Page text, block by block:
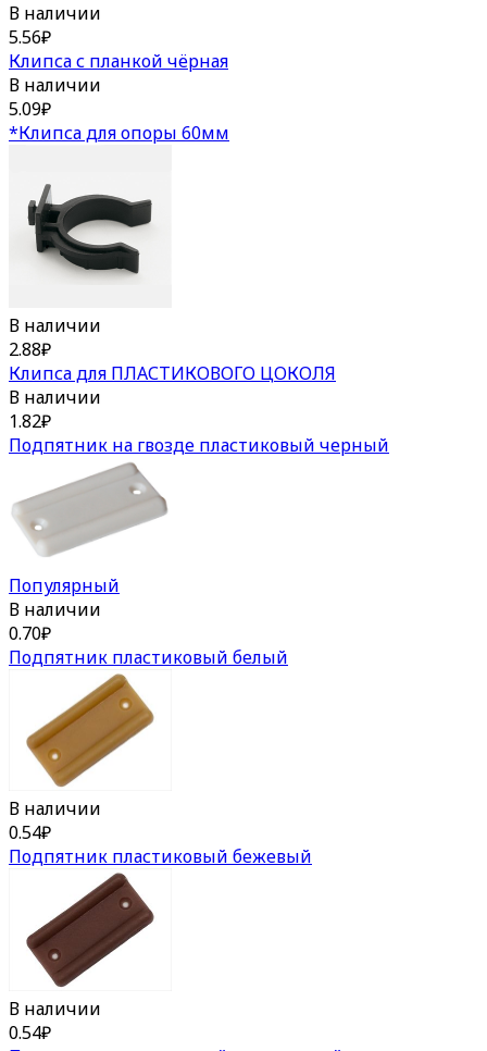
В наличии
5.56₽
Клипса с планкой чёрная
В наличии
5.09₽
*Клипса для опоры 60мм
В наличии
2.88₽
Клипса для ПЛАСТИКОВОГО ЦОКОЛЯ
В наличии
1.82₽
Подпятник на гвозде пластиковый черный
Популярный
В наличии
0.70₽
Подпятник пластиковый белый
В наличии
0.54₽
Подпятник пластиковый бежевый
В наличии
0.54₽